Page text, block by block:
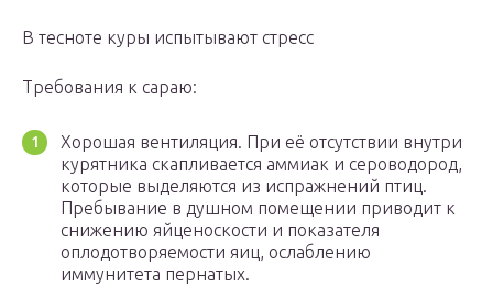
В тесноте куры испытывают стресс
Требования к сараю:
Хорошая вентиляция. При её отсутствии внутри
курятника скапливается аммиак и сероводород,
которые выделяются из испражнений птиц.
Пребывание в душном помещении приводит к
снижению яйценоскости и показателя
оплодотворяемости яиц, ослаблению
иммунитета пернатых.